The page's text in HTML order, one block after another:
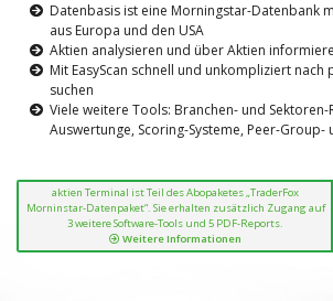
Datenbasis ist eine Morningstar-Datenbank
aus Europa und den USA
Aktien analysieren und über Aktien
Mit EasyScan schnell und unkompliziert nach
suchen
Viele weitere Tools: Branchen- und Sektoren-
Auswertunge, Scoring-Systeme, Peer-Group-
aktien Terminal ist Teil des Abopaketes „TraderFox
Morninstar-Datenpaket“. Sie erhalten zusätzlich Zugang auf
3 weitere Software-Tools und 5 PDF-Reports.
Weitere Informationen